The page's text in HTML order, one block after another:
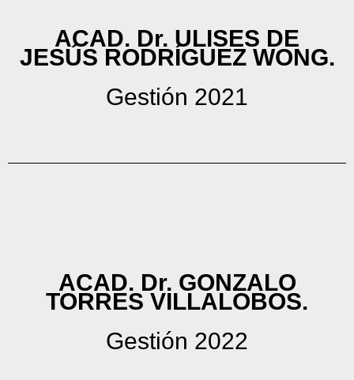
ACAD. Dr. ULISES DE
JESÚS RODRÍGUEZ WONG.
Gestión 2021
ACAD. Dr. GONZALO
TORRES VILLALOBOS.
Gestión 2022